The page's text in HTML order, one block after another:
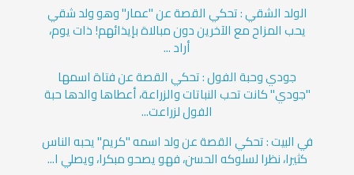
الولد الشقي : تحكي القصة عن "عمار" وهو ولد شقي
يحب المزاح مع الآخرين دون مبالاة بإيذائهم! ذات يوم،
أراد ...
جودي وحبة الفول : تحكي القصة عن فتاة اسمها
"جودي" كانت تحب النباتات والزراعة، أعطاها والدها حبة
الفول لزراعت...
في البيت : تحكي القصة عن ولد اسمه "كريم" يحبه الناس
كثيرا، نظرا لسلوكه الحسن، فهو يصحو مبكرا، ويصلي ا...